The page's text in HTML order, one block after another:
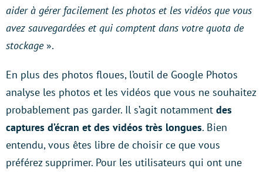
aider à gérer facilement les photos et les vidéos que vous
avez sauvegardées et qui comptent dans votre quota de
stockage».
En plus des photos floues, l’outil de Google Photos
analyse les photos et les vidéos que vous ne souhaitez
probablement pas garder. Il s’agit notamment des
captures d’écran et des vidéos très longues. Bien
entendu, vous êtes libre de choisir ce que vous
préférez supprimer. Pour les utilisateurs qui ont une